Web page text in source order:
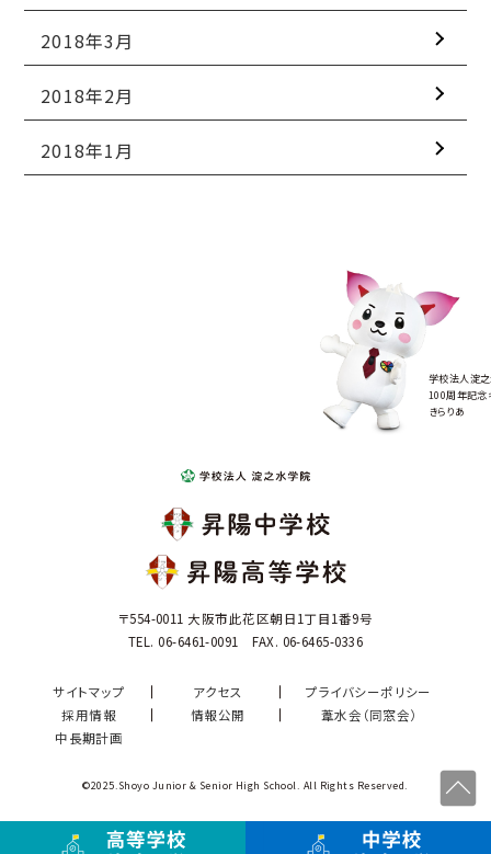
2018年3月
2018年2月
2018年1月
学校法人淀
100周年記念
きらりあ
〒554-0011 大阪市此花区朝日1丁目1番9号
TEL. 06-6461-0091 FAX. 06-6465-0336
サイトマップ アクセス
プライバシーポリシー
採用情報
情報公開
葦水会（同窓会）
中長期計画
©2025.Shoyo Junior & Senior High School. All Rights Reserved.